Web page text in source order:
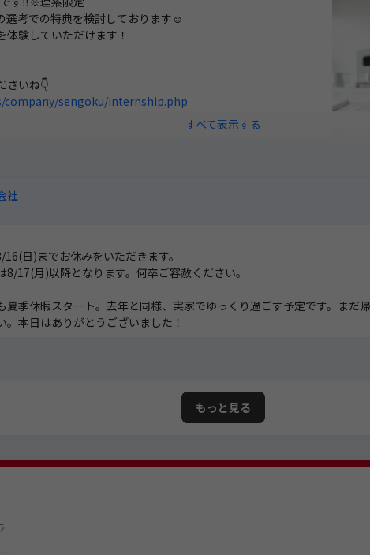
選考での特典を検討しております☺
験していただけます！
さいね👇
sengoku/internship.php
社
日)までお休みをいただきます。
17(月)以降となります。何卒ご容赦ください。
夏季休暇スタート。去年と同様、実家でゆっくり過ごす予定です。まだ
本日はありがとうございました！
もっと見る